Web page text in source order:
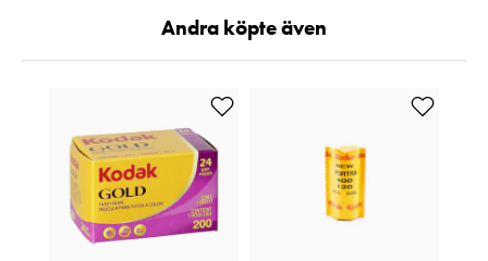
Andra köpte även